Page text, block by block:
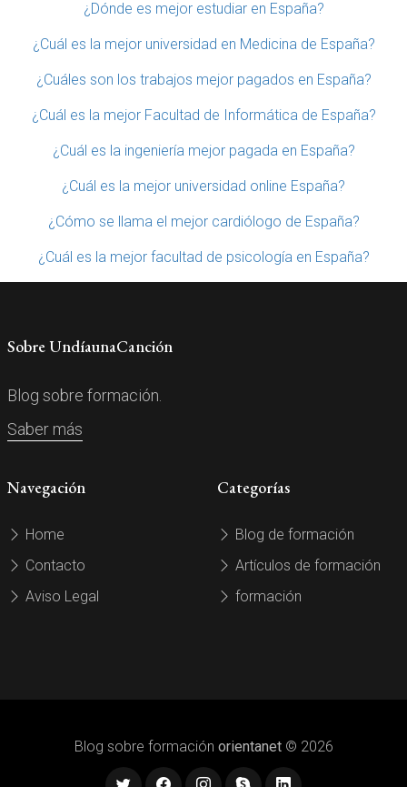
¿Dónde es mejor estudiar en España?
¿Cuál es la mejor universidad en Medicina de España?
¿Cuáles son los trabajos mejor pagados en España?
¿Cuál es la mejor Facultad de Informática de España?
¿Cuál es la ingeniería mejor pagada en España?
¿Cuál es la mejor universidad online España?
¿Cómo se llama el mejor cardiólogo de España?
¿Cuál es la mejor facultad de psicología en España?
Sobre UndíaunaCanción
Blog sobre formación.
Saber más
Navegación
Home
Contacto
Aviso Legal
Categorías
Blog de formación
Artículos de formación
formación
Blog sobre formación orientanet© 2026